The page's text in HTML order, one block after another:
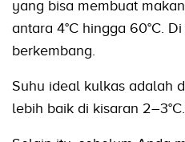
yang bisa membuat
antara 4°C hingga 60°C.
berkembang.
Suhu ideal kulkas adalah
lebih baik di kisaran 2–3°C.